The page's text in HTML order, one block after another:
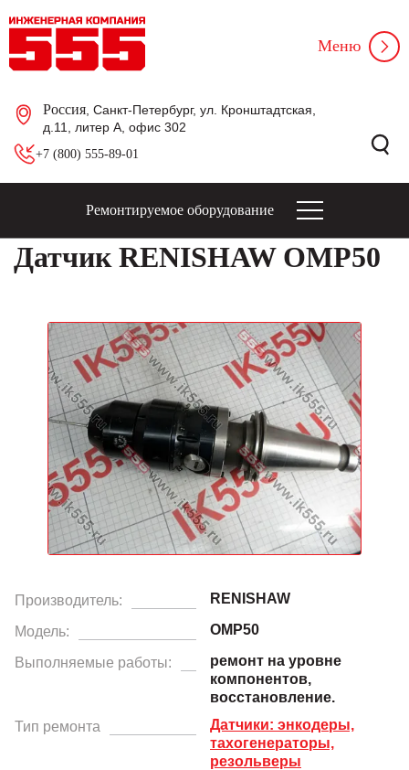
Россия , Санкт-Петербург, ул. Кронштадтская,
д.11, литер А, офис 302
+7 (800) 555-89-01
Меню
Ремонтируемое оборудование
Датчик RENISHAW OMP50
Производитель: RENISHAW
Модель: OMP50
Выполняемые работы:
ремонт на уровне
компонентов,
восстановление.
Тип ремонта
Датчики: энкодеры,
тахогенераторы,
резольверы